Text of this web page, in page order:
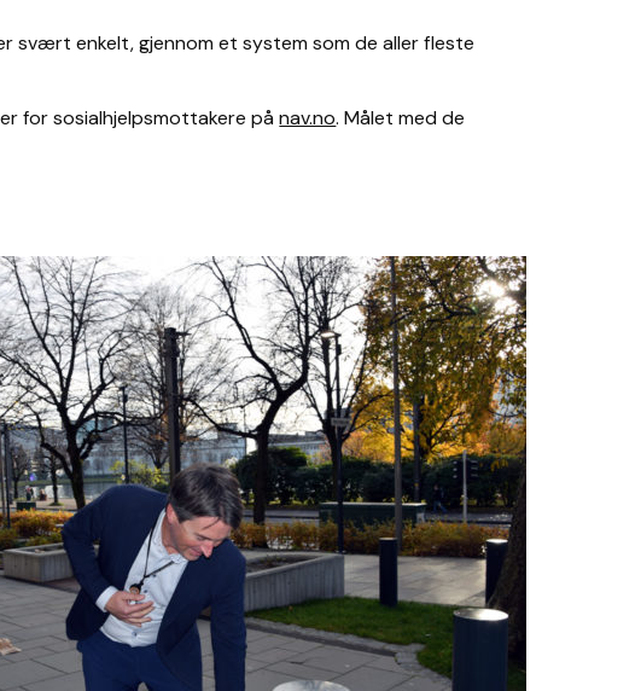
svært enkelt, gjennom et system som de aller fleste
for sosialhjelpsmottakere pånav.no. Målet med de